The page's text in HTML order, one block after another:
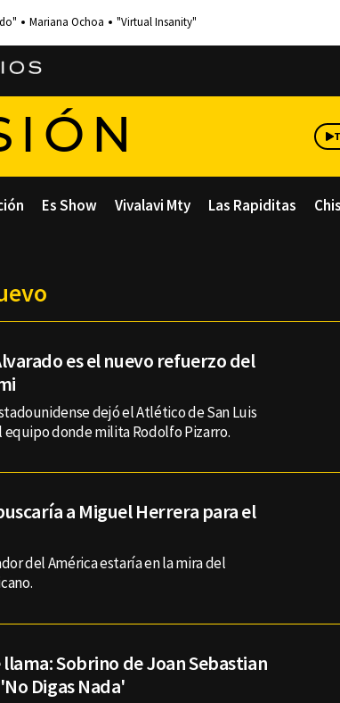
Mariana Ochoa "Virtual Insanity"
Es Show Vivalavi Mty Las Rapiditas
es el nuevo refuerzo del
dejó el Atlético de San Luis
equipo donde milita Rodolfo Pizarro.
a Miguel Herrera para el
del América estaría en la mira del
llama: Sobrino de Joan Sebastian
Digas Nada'